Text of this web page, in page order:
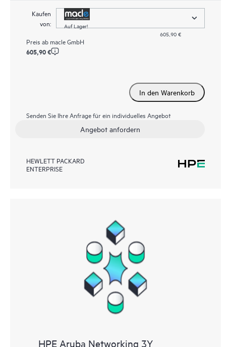
Kaufen
von:
Auf Lager!
605,90 €
Preis ab macle GmbH
605,90 €
In den Warenkorb
Senden Sie Ihre Anfrage für ein individuelles Angebot
Angebot anfordern
HEWLETT PACKARD
ENTERPRISE
HPE Aruba Networking 3Y